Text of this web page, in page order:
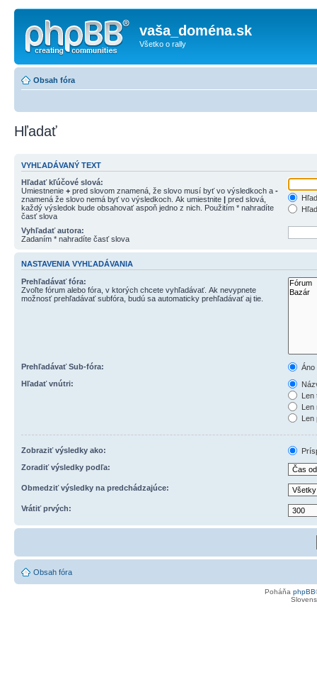
vaša_doména.sk
Všetko o rally
Obsah fóra
Hľadať
VYHĽADÁVANÝ TEXT
Hľadať kľúčové slová:
Umiestnenie + pred slovom znamená, že slovo musí byť vo výsledkoch a -
znamená že slovo nemá byť vo výsledkoch. Ak umiestnite | pred slová,
každý výsledok bude obsahovať aspoň jedno z nich. Použitím * nahradíte
časť slova
Vyhľadať autora:
Zadaním * nahradíte časť slova
NASTAVENIA VYHĽADÁVANIA
Prehľadávať fóra:
Zvoľte fórum alebo fóra, v ktorých chcete vyhľadávať. Ak nevypnete
možnosť prehľadávať subfóra, budú sa automaticky prehľadávať aj tie.
Prehľadávať Sub-fóra:
Áno
Hľadať vnútri:
Len
Len
Len
Zobraziť výsledky ako:
Zoradiť výsledky podľa:
Obmedziť výsledky na predchádzajúce:
Vrátiť prvých:
Obsah fóra
Poháňa phpBB